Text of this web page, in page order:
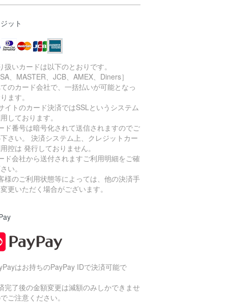
ット
扱いカードは以下のとおりです。
、MASTER、JCB、AMEX、Diners］
のカード会社で、一括払いが可能となっ
ます。
イトのカード決済ではSSLというシステム
しております。
ド番号は暗号化されて送信されますのでご
さい。 決済システム上、クレジットカー
用控は 発行しておりません。
ド会社から送付されますご利用明細をご確
い。
様のご利用状態等によっては、他の決済手
更いただく場合がございます。
はお持ちのPayPay IDで決済可能で
完了後の金額変更は減額のみしかできませ
ご注意ください。